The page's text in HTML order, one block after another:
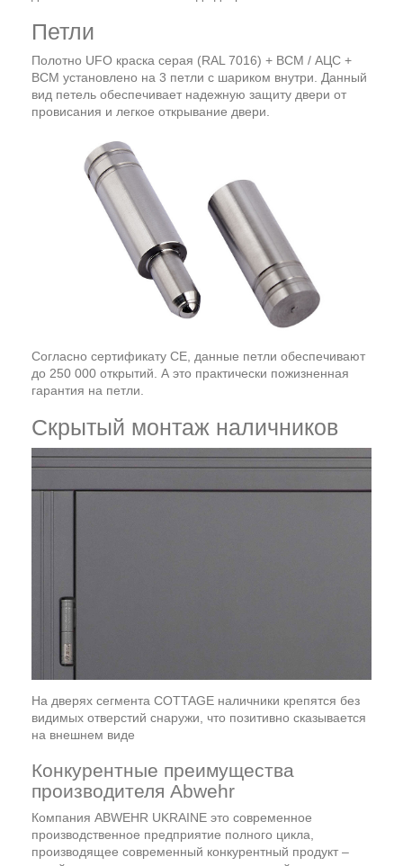
Петли
Полотно UFO краска серая (RAL 7016) + ВСМ / АЦС +
ВСМ установлено на 3 петли c шариком внутри. Данный
вид петель обеспечивает надежную защиту двери от
провисания и легкое открывание двери.
Согласно сертификату СЕ, данные петли обеспечивают
до 250 000 открытий. А это практически пожизненная
гарантия на петли.
Скрытый монтаж наличников
На дверях сегмента COTTAGE наличники крепятся без
видимых отверстий снаружи, что позитивно сказывается
на внешнем виде
Конкурентные преимущества
производителя Abwehr
Компания ABWEHR UKRAINE это современное
производственное предприятие полного цикла,
производящее современный конкурентный продукт –